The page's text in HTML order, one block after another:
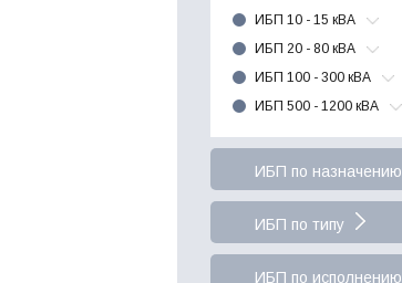
ИБП 10 - 15 кВА
ИБП 20 - 80 кВА
ИБП 100 - 300 кВА
ИБП 500 - 1200 кВА
ИБП по назначению
ИБП по типу
ИБП по исполнению